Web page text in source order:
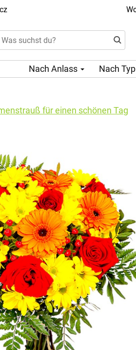
Nach Anlass Nach Typ
für einen schönen Tag